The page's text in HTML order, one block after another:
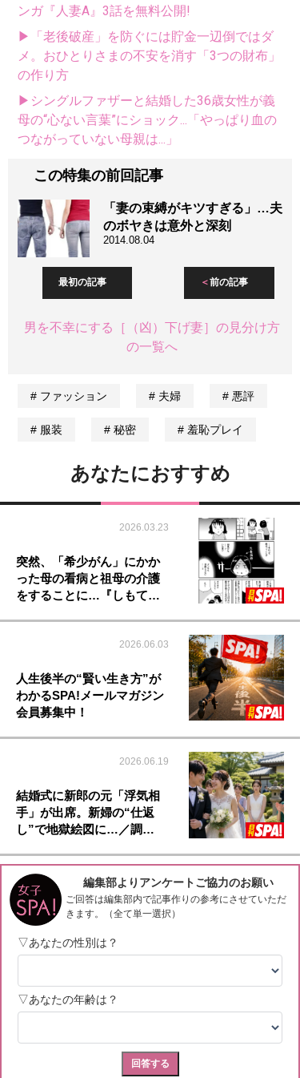
ンガ『人妻A』3話を無料公開!
▶「老後破産」を防ぐには貯金一辺倒ではダ
メ。おひとりさまの不安を消す「3つの財布」
の作り方
▶シングルファザーと結婚した36歳女性が義
母の“心ない言葉”にショック...「やっぱり血の
つながっていない母親は...」
この特集の前回記事
「妻の束縛がキツすぎる」…夫
のボヤきは意外と深刻
2014.08.04
最初の記事 前の記事
男を不幸にする［（凶）下げ妻］の見分け方
の一覧へ
ファッション 夫婦 悪評
服装 秘密 羞恥プレイ
あなたにおすすめ
2026.03.23
突然、「希少がん」にかか
った母の看病と祖母の介護
をすることに…『しもて…
2026.06.03
人生後半の“賢い生き方”が
わかるSPA!メールマガジン
会員募集中！
2026.06.19
結婚式に新郎の元「浮気相
手」が出席。新婦の“仕返
し”で地獄絵図に…／調…